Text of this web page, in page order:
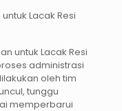
Lacak Resi
untuk Lacak Resi
administrasi
oleh tim
tunggu
memperbarui